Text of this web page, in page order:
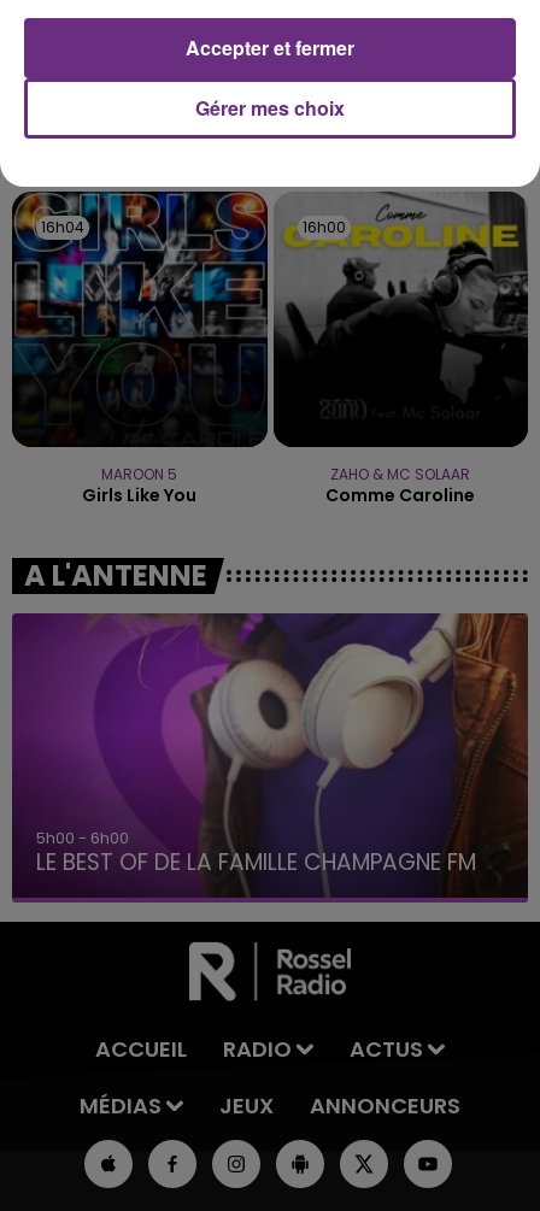
UN FEU DE REMORQUE BLOQUE LA
CIRCULATION DANS LES ARDENNES
Un feu de remorque s'est déclaré ce mercredi en
fin de matinée sur l'A34.
16h04
16h04
MAROON 5
Girls Like You
16h00
16h00
ZAHO & MC SOLAAR
Comme Caroline
A L'ANTENNE
5h00 - 6h00
LE BEST OF DE LA FAMILLE CHAMPAGNE FM
ACCUEIL RADIO
ACTUS
MÉDIAS
JEUX ANNONCEURS
Gérer mes choix
Accepter et fermer